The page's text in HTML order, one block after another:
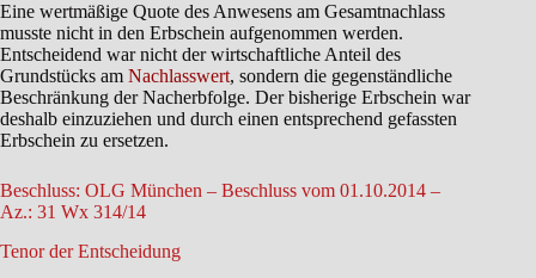
Eine wertmäßige Quote des Anwesens am Gesamtnachlass
musste nicht in den Erbschein aufgenommen werden.
Entscheidend war nicht der wirtschaftliche Anteil des
Grundstücks am Nachlasswert, sondern die gegenständliche
Beschränkung der Nacherbfolge. Der bisherige Erbschein war
deshalb einzuziehen und durch einen entsprechend gefassten
Erbschein zu ersetzen.
Beschluss: OLG München – Beschluss vom 01.10.2014 –
Az.: 31 Wx 314/14
Tenor der Entscheidung